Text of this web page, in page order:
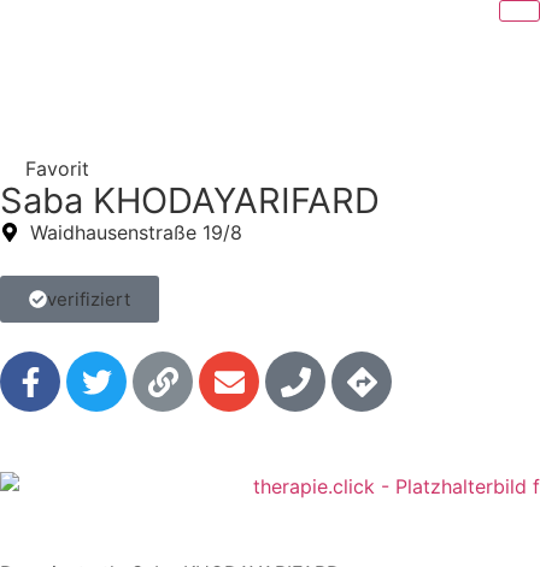
Favorit
Saba KHODAYARIFARD
Waidhausenstraße 19/8
verifiziert